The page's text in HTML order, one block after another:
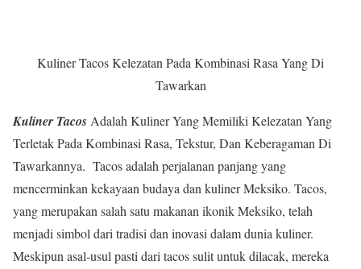
Kuliner Tacos Kelezatan Pada Kombinasi Rasa Yang Di
Tawarkan
Kuliner Tacos Adalah Kuliner Yang Memiliki Kelezatan Yang
Terletak Pada Kombinasi Rasa, Tekstur, Dan Keberagaman Di
Tawarkannya. Tacos adalah perjalanan panjang yang
mencerminkan kekayaan budaya dan kuliner Meksiko. Tacos,
yang merupakan salah satu makanan ikonik Meksiko, telah
menjadi simbol dari tradisi dan inovasi dalam dunia kuliner.
Meskipun asal-usul pasti dari tacos sulit untuk dilacak, mereka